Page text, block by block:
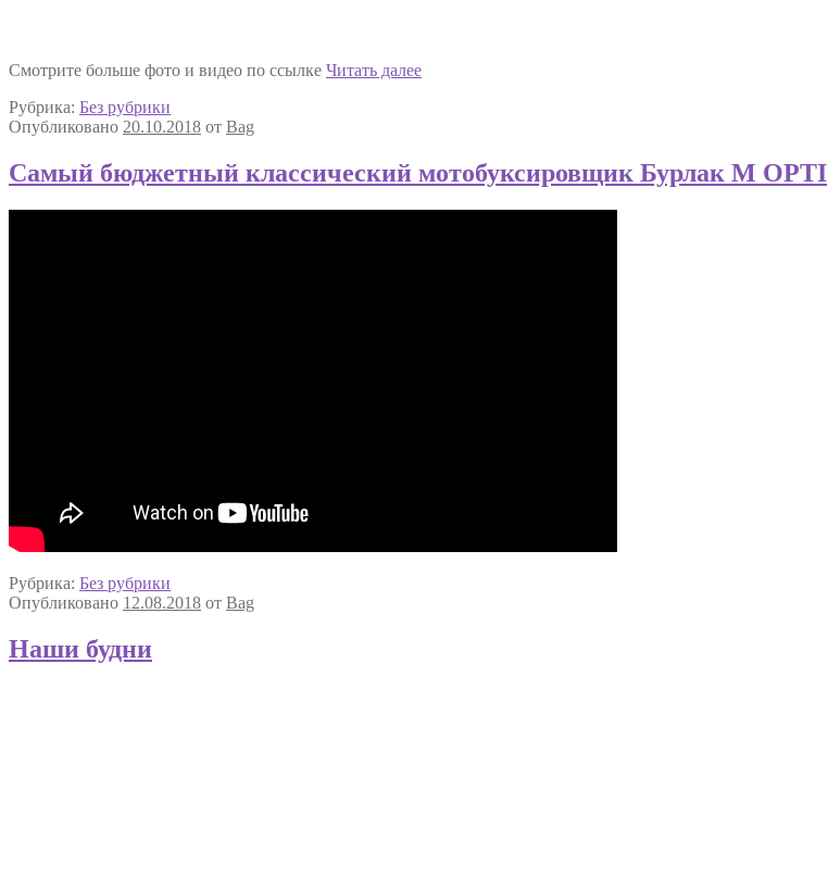
Смотрите больше фото и видео по ссылке Читать далееМотоджимхана
Рубрика: Без рубрики
Опубликовано 20.10.2018 от Bag
Самый бюджетный классический мотобуксировщик Бурлак М OPTI
Рубрика: Без рубрики
Опубликовано 12.08.2018 от Bag
Наши будни